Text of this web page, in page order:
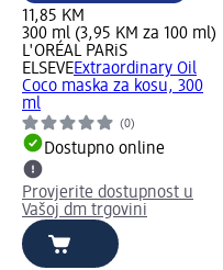
11,85 KM
300 ml (3,95 KM za 100 ml)
L'ORÉAL PARiS
ELSEVEExtraordinary Oil
Coco maska za kosu, 300
ml
(0)
Dostupno online
Provjerite dostupnost u
Vašoj dm trgovini